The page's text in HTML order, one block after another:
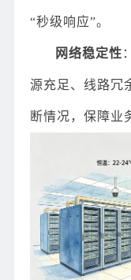
“秒级响应”。
网络稳定性
源充足、线路冗
断情况，保障业